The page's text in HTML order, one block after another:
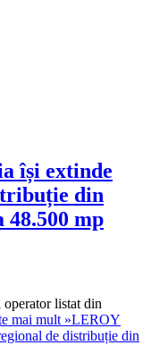
își extinde
din
48.500 mp
listat din
mai mult »LEROY
de distribuție din